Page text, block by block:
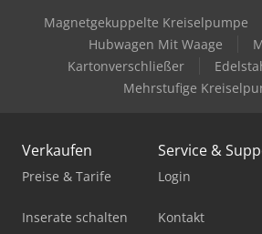
Hydraulische Abkantpresse
Ladekran
Mercdes 1113
Mercedes-Benz V
Magnetgekuppelte Kreiselpumpe
Hubwagen Mit Waage
Kartonverschließer
Mehrstufige
Verkaufen
Preise & Tarife
Inserate schalten
Service &
Login
Kontakt